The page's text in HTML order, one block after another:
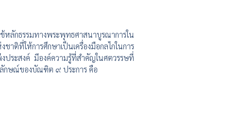
ธรรมทางพระพุทธศาสนาบูรณาการใน
ที่ให้การศึกษาเป็นเครื่องมือกลไกในการ
ะสงค์ มีองค์ความรู้ที่สำคัญในศตวรรษที่
กษณ์ของบัณฑิต ๙ ประการ คือ